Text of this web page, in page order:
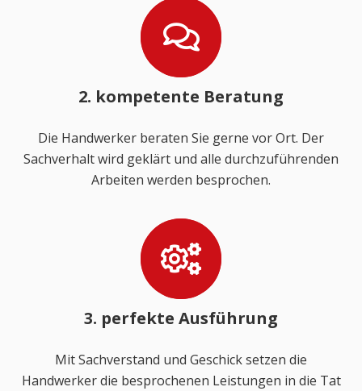
2. kompetente Beratung
Die Handwerker beraten Sie gerne vor Ort. Der
Sachverhalt wird geklärt und alle durchzuführenden
Arbeiten werden besprochen.
3. perfekte Ausführung
Mit Sachverstand und Geschick setzen die
Handwerker die besprochenen Leistungen in die Tat